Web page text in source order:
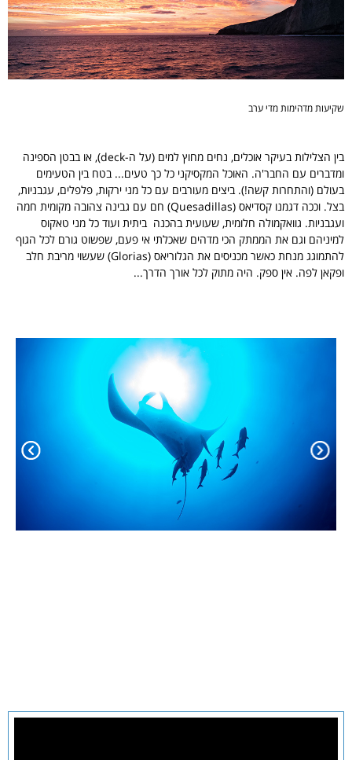
שקיעות מדהימות מדי ערב
בין הצלילות בעיקר אוכלים, נחים מחוץ למים (על ה-deck), או בבטן הספינה
ומדברים עם החבר'ה. האוכל המקסיקני כל כך טעים... בטח בין הטעימים
בעולם (והתחרות קשה!). ביצים מעורבים עם כל מני ירקות, פלפלים, עגבניות,
בצל. וככה דגמנו קסדיאס (Quesadillas) חם עם גבינה צהובה מקומית חמה
ועגבניות. גוואקמולה חלומית, שעועית בהכנה ביתית ועוד כל מני טאקוס
למיניהם וגם את הממתק הכי מדהים שאכלתי אי פעם, שפשוט גורם לכל הגוף
להתמוגג מנחת כאשר מכניסים את הגלוריאס (Glorias) שעשוי מריבת חלב
ופקאן לפה. אין ספק. היה מתוק לכל אורך הדרך...